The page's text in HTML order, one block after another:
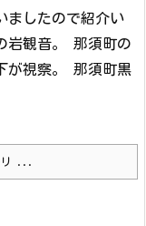
ましたので紹介い
岩観音。
那須町の
が視察。
那須町黒
...